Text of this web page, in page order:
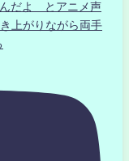
だよ とアニメ声
上がりながら両手